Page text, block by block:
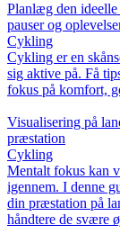
Planlæg den
pauser og
Cykling
Cykling er en
sig aktive på. Få
fokus på komfort,
Visualisering på
præstation
Cykling
Mentalt fokus kan
igennem. I denne
din præstation på
håndtere de svære